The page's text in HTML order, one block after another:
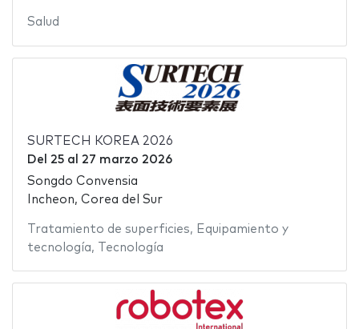
Salud
SURTECH KOREA 2026
Del 25al 27 marzo 2026
Songdo Convensia
Incheon, Corea del Sur
Tratamiento de superficies, Equipamiento y
tecnología, Tecnología